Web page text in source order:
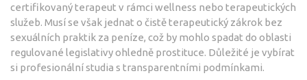
certifikovaný terapeut v rámci wellness nebo terapeutických
služeb. Musí se však jednat o čistě terapeutický zákrok bez
sexuálních praktik za peníze, což by mohlo spadat do oblasti
regulované legislativy ohledně prostituce. Důležité je vybírat
si profesionální studia s transparentními podmínkami.